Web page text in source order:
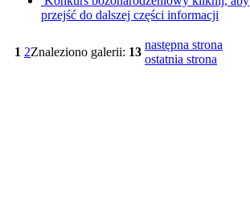
przejść do dalszej części informacji
1 2Znaleziono galerii: 13
następna strona
ostatnia strona